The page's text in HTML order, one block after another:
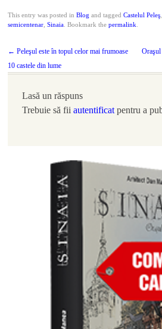
This entry was posted in Blog and tagged Castelul Peleş,
semicentenar, Sinaia. Bookmark the permalink
Post
navigation
← Peleşul este în topul celor mai frumoase
10 castele din lume
Lasă un răspuns
Trebuie să fii autentificatpentru a